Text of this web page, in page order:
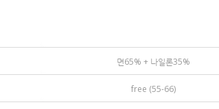
면65% + 나일론35%
free (55-66)